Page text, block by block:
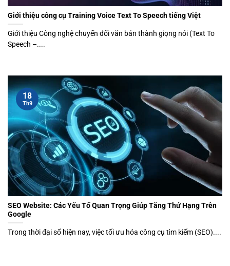
Giới thiệu công cụ Training Voice Text To Speech tiếng Việt
Giới thiệu Công nghệ chuyển đổi văn bản thành giọng nói (Text To
Speech –....
SEO Website: Các Yếu Tố Quan Trọng Giúp Tăng Thứ Hạng Trên
Google
Trong thời đại số hiện nay, việc tối ưu hóa công cụ tìm kiếm (SEO)....
18
Th9